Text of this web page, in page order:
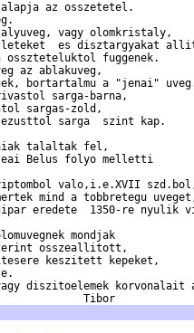
alapja az osszetetel.
vagy olomkristaly,
es disztargyakat
osszteteluktol fuggenek.
az ablakuveg,
bortartalmu a "jenai"
sarga-barna,
sargas-zold,
sarga  szint kap.
talaltak fel,
Belus folyo melletti
valo,i.e.XVII
mind a tobbretegu
eredete  1350-re nyulik
mondjak
osszeallitott,
keszitett kepeket,
diszitoelemek korvonalait